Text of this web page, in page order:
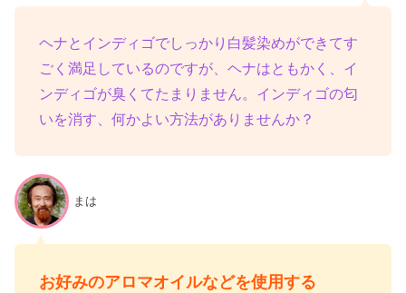
ヘナとインディゴでしっかり白髪染めができてす
ごく満足しているのですが、ヘナはともかく、イ
ンディゴが臭くてたまりません。インディゴの匂
いを消す、何かよい方法がありませんか？
まは
お好みのアロマオイルなどを使用する